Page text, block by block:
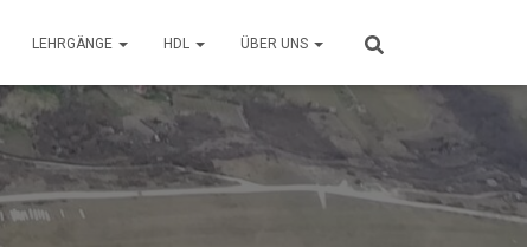
LEHRGÄNGE HDL ÜBER UNS